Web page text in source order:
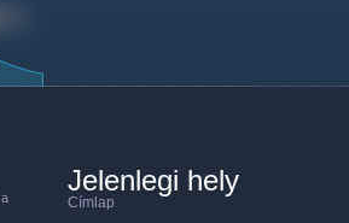
Jelenlegi hely
Címlap